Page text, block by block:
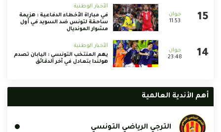
11:53
الأخبار الوطنية
في مباراة الأخطاء الدفاعية : هزيمة
ساحقة لتونس ضد السويد في أول
مشوار المونديال
23:48
الأخبار الوطنية
يهم المنتخب التونسي : اليابان تصدم
هولندا بتعادل في آخر الدقائق
أهم الأندية العالمية
الترجي الرياضي التونسي